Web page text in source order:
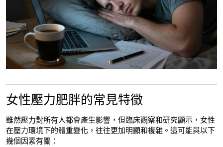
女性壓力肥胖的常見特徵
雖然壓力對所有人都會產生影響，但臨床觀察和研究顯示，女性
在壓力環境下的體重變化，往往更加明顯和複雜。這可能與以下
幾個因素有關：